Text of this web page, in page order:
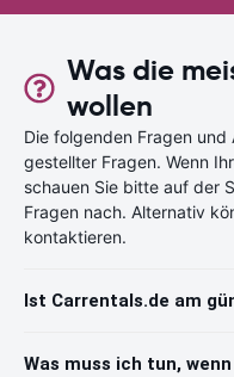
Was die
wollen
Die folgenden Fragen
gestellter Fragen. Wenn
schauen Sie bitte auf der
Fragen nach. Alternativ
kontaktieren.
Ist Carrentals.de am
Was muss ich tun,